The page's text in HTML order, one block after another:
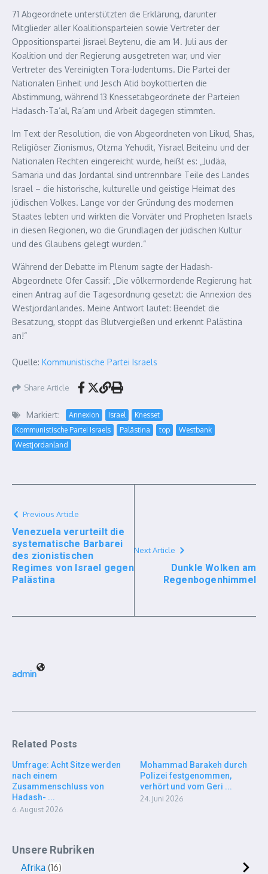
71 Abgeordnete unterstützten die Erklärung, darunter
Mitglieder aller Koalitionsparteien sowie Vertreter der
Oppositionspartei Jisrael Beytenu, die am 14. Juli aus der
Koalition und der Regierung ausgetreten war, und vier
Vertreter des Vereinigten Tora-Judentums. Die Partei der
Nationalen Einheit und Jesch Atid boykottierten die
Abstimmung, während 13 Knessetabgeordnete der Parteien
Hadasch-Ta’al, Ra’am und Arbeit dagegen stimmten.
Im Text der Resolution, die von Abgeordneten von Likud, Shas,
Religiöser Zionismus, Otzma Yehudit, Yisrael Beiteinu und der
Nationalen Rechten eingereicht wurde, heißt es: „Judäa,
Samaria und das Jordantal sind untrennbare Teile des Landes
Israel – die historische, kulturelle und geistige Heimat des
jüdischen Volkes. Lange vor der Gründung des modernen
Staates lebten und wirkten die Vorväter und Propheten Israels
in diesen Regionen, wo die Grundlagen der jüdischen Kultur
und des Glaubens gelegt wurden.“
Während der Debatte im Plenum sagte der Hadash-
Abgeordnete Ofer Cassif: „Die völkermordende Regierung hat
einen Antrag auf die Tagesordnung gesetzt: die Annexion des
Westjordanlandes. Meine Antwort lautet: Beendet die
Besatzung, stoppt das Blutvergießen und erkennt Palästina
an!“
Quelle: Kommunistische Partei Israels
Share Article
Markiert: Annexion Israel
Knesset
Kommunistische Partei Israels
Palästina top
Westbank
Westjordanland
Previous Article
Venezuela verurteilt die
systematische Barbarei
des zionistischen
Regimes von Israel gegen
Palästina
Next Article
Dunkle Wolken am
Regenbogenhimmel
admin
Related Posts
Umfrage: Acht Sitze werden
nach einem
Zusammenschluss von
Hadash- ...
6. August 2026
Mohammad Barakeh durch
Polizei festgenommen,
verhört und vom Geri ...
24. Juni 2026
Unsere Rubriken
Afrika 16